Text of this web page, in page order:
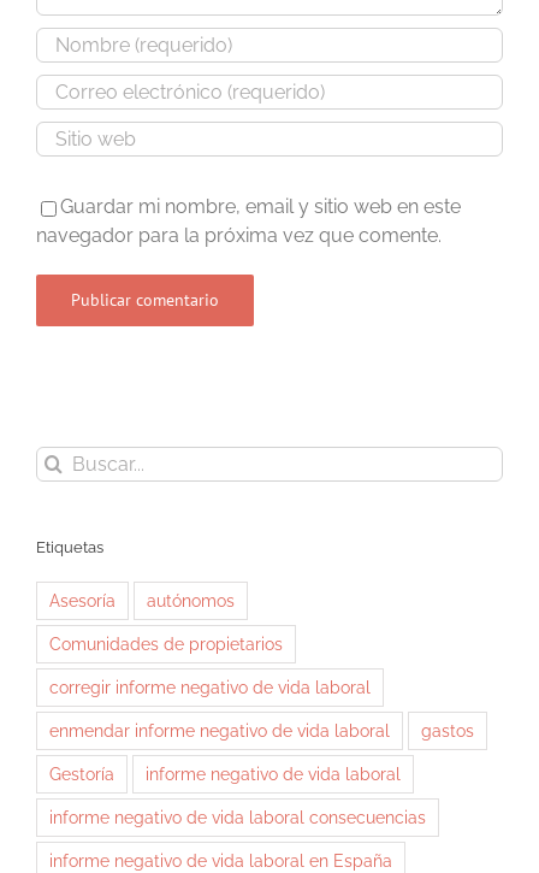
Guardar mi nombre, email y sitio web en este
navegador para la próxima vez que comente.
Buscar:
Etiquetas
Asesoría autónomos
Comunidades de propietarios
corregir informe negativo de vida laboral
enmendar informe negativo de vida laboral gastos
Gestoría informe negativo de vida laboral
informe negativo de vida laboral consecuencias
informe negativo de vida laboral en España